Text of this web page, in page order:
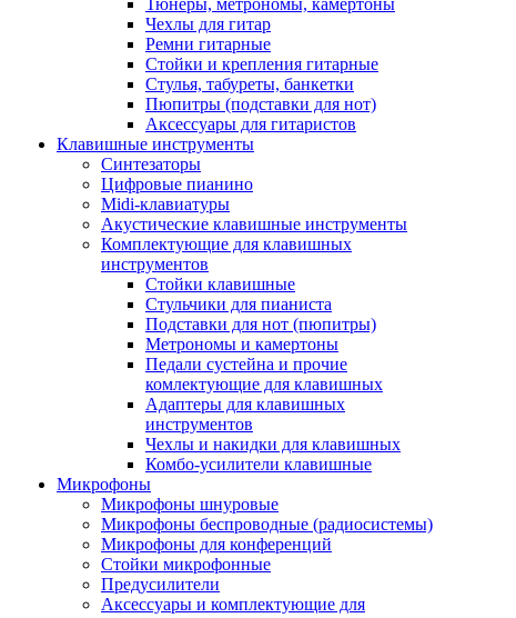
Тюнеры, метрономы, камертоны
Чехлы для гитар
Ремни гитарные
Стойки и крепления гитарные
Стулья, табуреты, банкетки
Пюпитры (подставки для нот)
Аксессуары для гитаристов
Клавишные инструменты
Синтезаторы
Цифровые пианино
Midi-клавиатуры
Акустические клавишные инструменты
Комплектующие для клавишных
инструментов
Стойки клавишные
Стульчики для пианиста
Подставки для нот (пюпитры)
Метрономы и камертоны
Педали сустейна и прочие
комлектующие для клавишных
Адаптеры для клавишных
инструментов
Чехлы и накидки для клавишных
Комбо-усилители клавишные
Микрофоны
Микрофоны шнуровые
Микрофоны беспроводные (радиосистемы)
Микрофоны для конференций
Стойки микрофонные
Предусилители
Аксессуары и комплектующие для